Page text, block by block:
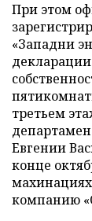
При этом
«Западни
третьем
Евгении
конце
компанию